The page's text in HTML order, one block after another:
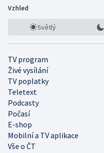
Vzhled
Světlý
TV program
Živé vysílání
TV poplatky
Teletext
Podcasty
Počasí
E-shop
Mobilní a TV aplikace
Vše o ČT